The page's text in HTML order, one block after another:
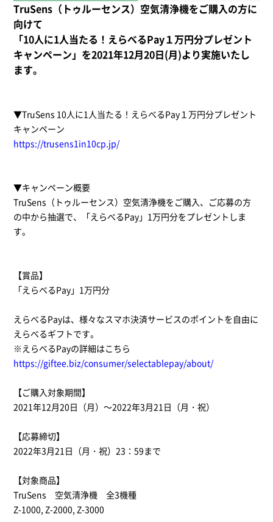
TruSens（トゥルーセンス）空気清浄機をご購入の方に
向けて
「10人に1人当たる！えらべるPay１万円分プレゼント
キャンペーン」を2021年12月20日(月)より実施いたし
ます。
▼TruSens 10人に1人当たる！えらべるPay１万円分プレゼント
キャンペーン
https://trusens1in10cp.jp/
▼キャンペーン概要
TruSens（トゥルーセンス）空気清浄機をご購入、ご応募の方
の中から抽選で、「えらべるPay」1万円分をプレゼントしま
す。
【賞品】
「えらべるPay」1万円分
えらべるPayは、様々なスマホ決済サービスのポイントを自由に
えらべるギフトです。
※えらべるPayの詳細はこちら
https://giftee.biz/consumer/selectablepay/about/
【ご購入対象期間】
2021年12月20日（月）～2022年3月21日（月・祝）
【応募締切】
2022年3月21日（月・祝）23：59まで
【対象商品】
TruSens 空気清浄機 全3機種
Z-1000, Z-2000, Z-3000